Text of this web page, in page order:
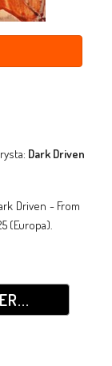
Dark Driven
Driven - From
(Europa).